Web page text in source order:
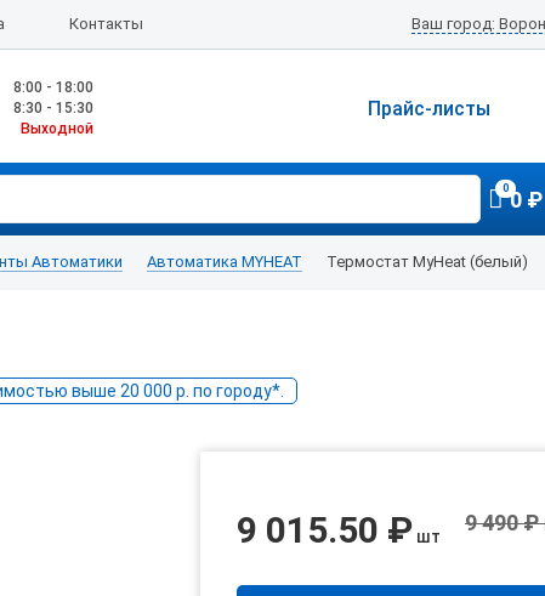
Контакты Ваш город:
8:00 - 18:00
8:30 - 15:30
Выходной
Прайс-листы
00 ₽
Автоматики Автоматика MYHEAT Термостат MyHeat (белый)
выше 20 000 р. по городу*.
9 015.50 ₽ шт
9 490 ₽